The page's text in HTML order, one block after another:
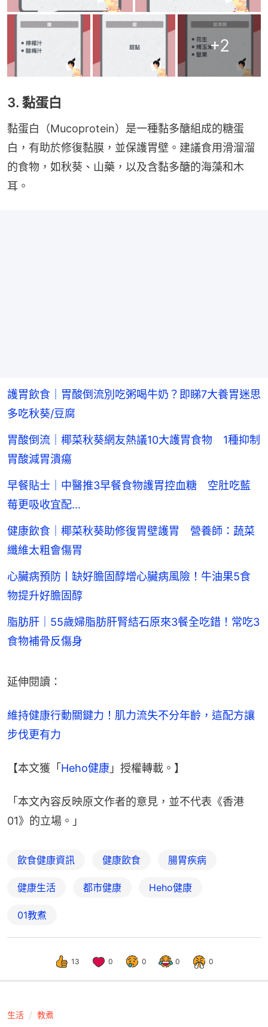
+2
3. 黏蛋白
黏蛋白（Mucoprotein）是一種黏多醣組成的糖蛋
白，有助於修復黏膜，並保護胃壁。建議食用滑溜溜
的食物，如秋葵、山藥，以及含黏多醣的海藻和木
耳。
護胃飲食｜胃酸倒流別吃粥喝牛奶？即睇7大養胃迷思
多吃秋葵/豆腐
胃酸倒流｜椰菜秋葵網友熱議10大護胃食物 1種抑制
胃酸減胃潰瘍
早餐貼士｜中醫推3早餐食物護胃控血糖 空肚吃藍
莓更吸收宜配...
健康飲食｜椰菜秋葵助修復胃壁護胃 營養師：蔬菜
纖維太粗會傷胃
心臟病預防丨缺好膽固醇增心臟病風險！牛油果5食
物提升好膽固醇
脂肪肝｜55歲婦脂肪肝腎結石原來3餐全吃錯！常吃3
食物補骨反傷身
延伸閱讀：
維持健康行動關鍵力！肌力流失不分年齡，這配方讓
步伐更有力
【本文獲「 Heho健康 」授權轉載。】
「本文內容反映原文作者的意見，並不代表《香港
01》的立場。」
飲食健康資訊 健康飲食 腸胃疾病
健康生活 都市健康 Heho健康
01教煮
13 0 0 0 0
生活 教煮